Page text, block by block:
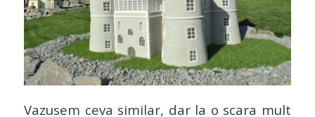
Vazusem ceva similar, dar la o scara mult